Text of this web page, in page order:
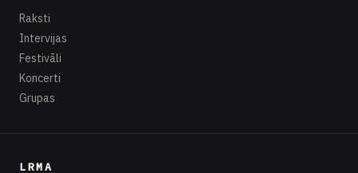
Raksti
Intervijas
Festivāli
Koncerti
Grupas
LRMA